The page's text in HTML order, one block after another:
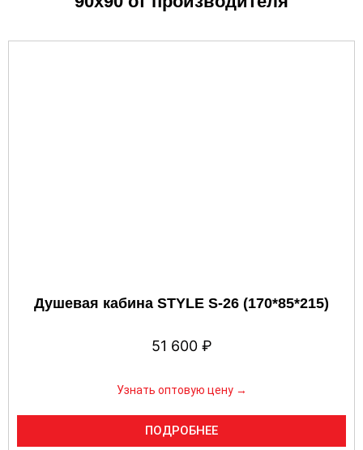
Душевая кабина STYLE S-26 (170*85*215)
51 600 ₽
Узнать оптовую цену →
ПОДРОБНЕЕ